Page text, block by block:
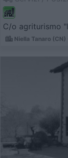
C/o agriturismo
Niella Tanaro